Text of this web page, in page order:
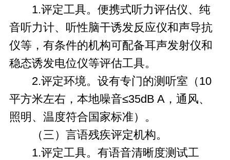
1.评定工具。便携式听力评估仪、纯
音听力计、听性脑干诱发反应仪和声导抗
仪等，有条件的机构可配备耳声发射仪和
稳态诱发电位仪等评估工具。
2.评定环境。设有专门的测听室（10
平方米左右，本地噪音≤35dB A，通风、
照明、温度符合国家标准）。
（三）言语残疾评定机构。
1.评定工具。有语音清晰度测试工